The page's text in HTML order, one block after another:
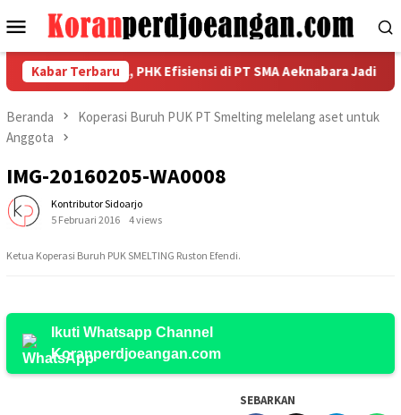
ke
Menu
Mobile
Kabar Terbaru
Nasional, PHK Efisiensi di PT SMA Aeknabara Jadi
Beranda
Koperasi Buruh PUK PT Smelting melelang aset untuk
Anggota
IMG-20160205-WA0008
Kontributor Sidoarjo
5 Februari 2016
4 views
Ketua Koperasi Buruh PUK SMELTING Ruston Efendi.
Ikuti Whatsapp Channel
Koranperdjoeangan.com
SEBARKAN